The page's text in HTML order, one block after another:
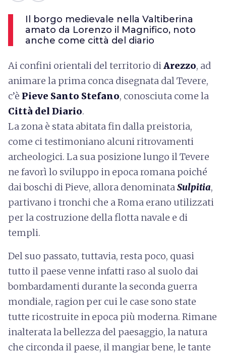
Il borgo medievale nella Valtiberina
amato da Lorenzo il Magnifico, noto
anche come città del diario
Ai confini orientali del territorio diArezzo, ad
animare la prima conca disegnata dal Tevere,
c’è Pieve Santo Stefano, conosciuta come la
Città del Diario.
La zona è stata abitata fin dalla preistoria,
come ci testimoniano alcuni ritrovamenti
archeologici. La sua posizione lungo il Tevere
ne favorì lo sviluppo in epoca romana poiché
dai boschi di Pieve, allora denominataSulpitia,
partivano i tronchi che a Roma erano utilizzati
per la costruzione della flotta navale e di
templi.
Del suo passato, tuttavia, resta poco, quasi
tutto il paese venne infatti raso al suolo dai
bombardamenti durante la seconda guerra
mondiale, ragion per cui le case sono state
tutte ricostruite in epoca più moderna. Rimane
inalterata la bellezza del paesaggio, la natura
che circonda il paese, il mangiar bene, le tante